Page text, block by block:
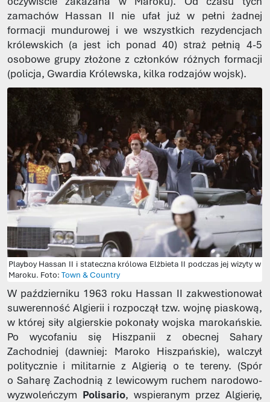
zamachów Hassan II nie ufał już w pełni żadnej
formacji mundurowej i we wszystkich rezydencjach
królewskich (a jest ich ponad 40) straż pełnią 4-5
osobowe grupy złożone z członków różnych formacji
(policja, Gwardia Królewska, kilka rodzajów wojsk).
Playboy Hassan II i stateczna królowa Elżbieta II podczas jej wizyty w
Maroku. Foto: Town & Country
W październiku 1963 roku Hassan II zakwestionował
suwerenność Algierii i rozpoczął tzw. wojnę piaskową,
w której siły algierskie pokonały wojska marokańskie.
Po wycofaniu się Hiszpanii z obecnej Sahary
Zachodniej (dawniej: Maroko Hiszpańskie), walczył
politycznie i militarnie z Algierią o te tereny. (Spór
o Saharę Zachodnią z lewicowym ruchem narodowo-
wyzwoleńczym Polisario, wspieranym przez Algierię,